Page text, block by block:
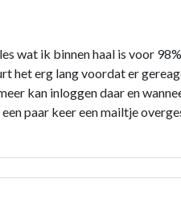
wat ik binnen haal is voor
het erg lang voordat er
kan inloggen daar en
paar keer een mailtje